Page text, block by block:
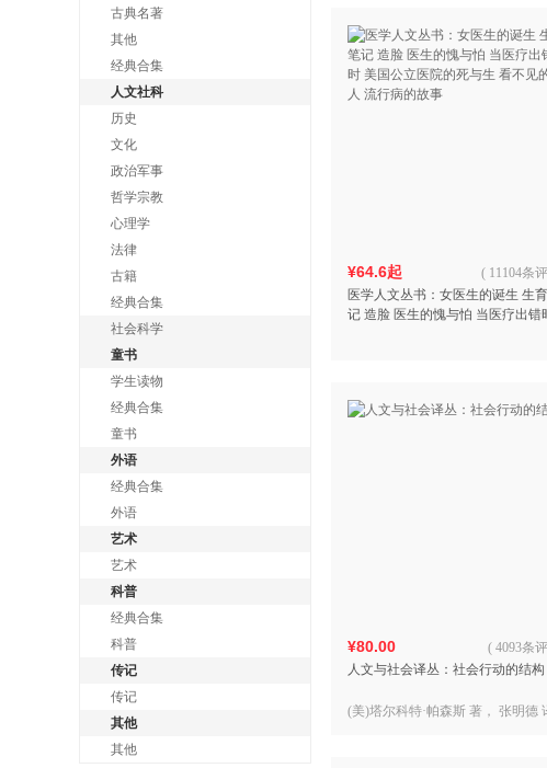
古典名著
其他
经典合集
人文社科
历史
文化
政治军事
哲学宗教
心理学
法律
古籍
经典合集
社会科学
童书
学生读物
经典合集
童书
外语
经典合集
外语
艺术
艺术
科普
经典合集
科普
传记
传记
其他
其他
¥64.6起
医学人文丛书：女医生的诞生 生
记 造脸 医生的愧与怕 当医疗出错
( 11104条
¥80.00
人文与社会译丛：社会行动的结构
( 4093条
(美)塔尔科特·帕森斯 著， 张明德